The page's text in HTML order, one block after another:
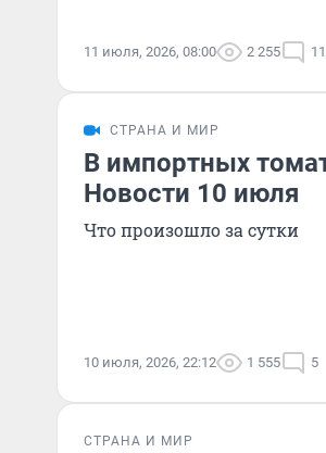
11 июля, 2026, 08:00 2 255 11
СТРАНА И МИР
В импортных
Новости 10 июля
Что произошло за сутки
10 июля, 2026, 22:12 1 555 5
СТРАНА И МИР